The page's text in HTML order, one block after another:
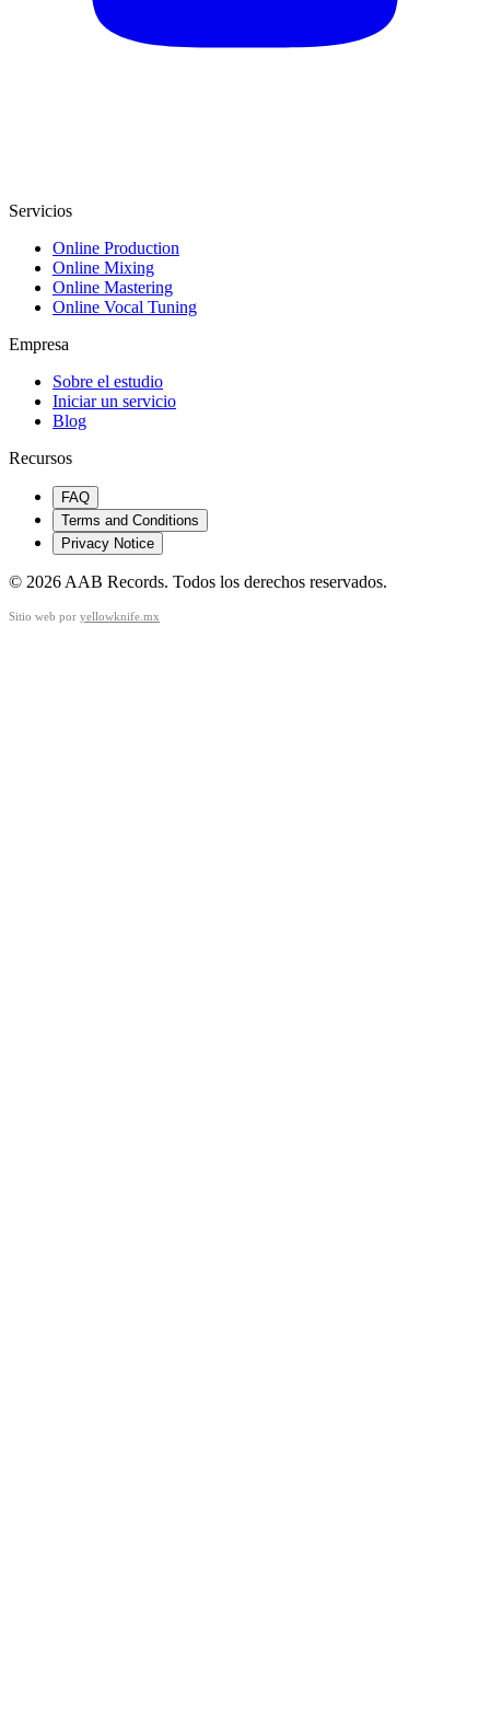
Servicios
Online Production
Online Mixing
Online Mastering
Online Vocal Tuning
Empresa
Sobre el estudio
Iniciar un servicio
Blog
Recursos
FAQ
Terms and Conditions
Privacy Notice
© 2026 AAB Records. Todos los derechos reservados.
Sitio web por yellowknife.mx